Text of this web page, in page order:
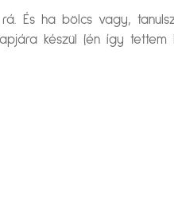
És ha bölcs vagy,
készül (én így tettem